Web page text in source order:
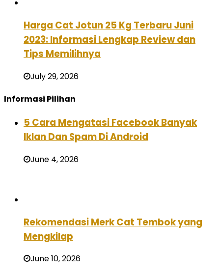
Harga Cat Jotun 25 Kg Terbaru Juni
2023: Informasi Lengkap Review dan
Tips Memilihnya
July 29, 2026
Informasi Pilihan
5 Cara Mengatasi Facebook Banyak
Iklan Dan Spam Di Android
June 4, 2026
Rekomendasi Merk Cat Tembok yang
Mengkilap
June 10, 2026